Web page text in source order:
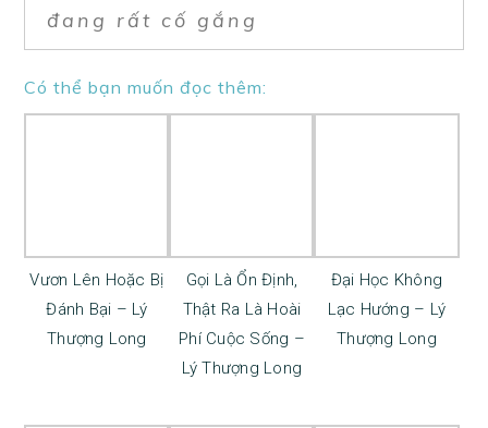
đang rất cố gắng
Có thể bạn muốn đọc thêm:
Gọi Là Ổn Định,
Thật Ra Là Hoài
Phí Cuộc Sống –
Lý Thượng Long